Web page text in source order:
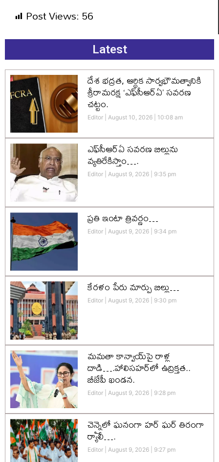
Post Views:56
Latest
దేశ భద్రత, ఆర్థిక సార్వభౌమత్వానికి
శ్రీరామరక్ష ‘ఎఫ్‌సీఆర్‌ఏ’ సవరణ
చట్టం.
Editor August 10, 2026 10:08 am
ఎఫ్‌సీఆర్ఏ సవరణ బిల్లును
వ్యతిరేకిస్తాం….
Editor August 9, 2026 9:35 pm
ప్రతి ఇంటా త్రివర్ణం…
Editor August 9, 2026 9:34 pm
కేరళం పేరు మార్పు బిల్లు…
Editor August 9, 2026 9:30 pm
మమతా కాన్వాయ్‌పై రాళ్ల
దాడి….హాలిసహర్‌లో ఉద్రిక్తత..
బీజేపీ ఖండన.
Editor August 9, 2026 9:28 pm
చెన్నైలో ఘనంగా హర్‌ ఘర్‌ తిరంగా
ర్యాలీ….
Editor August 9, 2026 9:27 pm